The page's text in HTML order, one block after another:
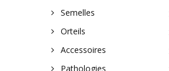
Semelles
Orteils
Accessoires
Pathologies